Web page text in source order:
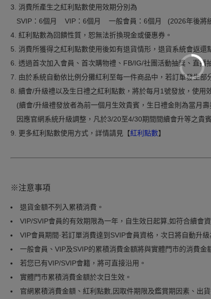
3. 消費所產生之紅利點數使用效期分別為
SVIP：6個月 VIP：6個月 一般會員：6個月 (2026年後將
4. 紅利點數為回饋性質，恕無法折換現金或優惠券。
5. 消費所獲得之紅利點數使用後如有退貨情形，退貨系統會返還
6. 透過首次加入會員、首次購物禮、FB/IG/社團活動抽獎、直
7. 由於系統自動依比例分攤紅利至每一件商品中，若訂單發生
8. 續會/升級禮以及生日禮之紅利點數，將於每月1號發放，使用
(續會/升級禮發放者為前一個月生效貴賓，生日禮金則為當月壽
因應官網系統升級調整，凡於3/20至4/30期間間續會升等之貴
9. 更多紅利點數使用方式，詳情請見【紅利點數】
※注意事項
退貨金額不列入累積消費。
VIP/SVIP會員的有效期限為一年，自生效日起算,如符合續會
VIP會員期間·若訂單消費達到SVIP會員資格，次日將自動升級
一般會員、VIP及SVIP的累積消費金額將與實體門市的消費金
若您已有VIP/SVIP會籍，將可直接沿用。
實體門市累積消費金額於次日生效。
官網累積消費金額、紅利點數,因取件期限及鑑賞期因素、出